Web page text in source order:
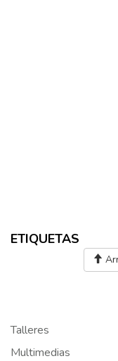
ETIQUETAS
Talleres
Multimedias